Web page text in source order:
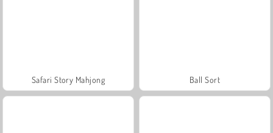
Safari Story Mahjong Ball Sort